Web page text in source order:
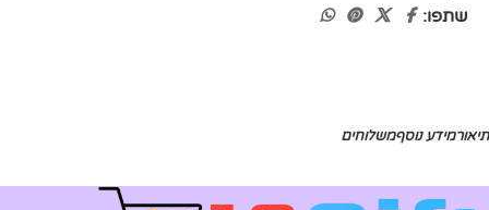
שתפו:
תיאורמידע נוסףמשלוחים